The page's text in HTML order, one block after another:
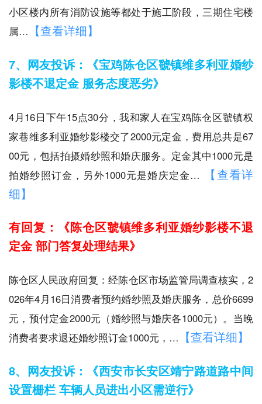
小区楼内所有消防设施等都处于施工阶段，三期住宅楼
属… 【查看详细】
7、网友投诉：《宝鸡陈仓区虢镇维多利亚婚纱
影楼不退定金 服务态度恶劣》
4月16日下午15点30分，我和家人在宝鸡陈仓区虢镇权
家巷维多利亚婚纱影楼交了2000元定金，费用总共是67
00元，包括拍摄婚纱照和婚庆服务。定金其中1000元是
拍婚纱照订金，另外1000元是婚庆定金…
【查看详
细】
有回复：《陈仓区虢镇维多利亚婚纱影楼不退
定金 部门答复处理结果》
陈仓区人民政府回复：经陈仓区市场监管局调查核实，2
026年4月16日消费者预约婚纱照及婚庆服务，总价6699
元，预付定金2000元（婚纱照与婚庆各1000元）。当晚
消费者要求退还婚纱照订金1000元，… 【查看详细】
8、网友投诉：《西安市长安区靖宁路道路中间
设置栅栏 车辆人员进出小区需逆行》